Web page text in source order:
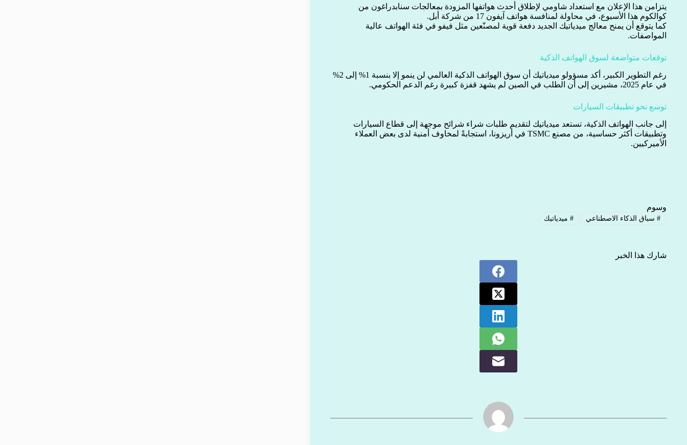
يتزامن هذا الإعلان مع استعداد شاومي لإطلاق أحدث هواتفها المزودة بمعالجات سنابدراغون من
كوالكوم هذا الأسبوع، في محاولة لمنافسة هواتف آيفون 17 من شركة أبل.
كما يتوقع أن يمنح معالج ميدياتيك الجديد دفعة قوية لمصنّعين مثل فيفو في فئة الهواتف عالية
المواصفات.
توقعات متواضعة لسوق الهواتف الذكية
رغم التطوير الكبير، أكد مسؤولو ميدياتيك أن سوق الهواتف الذكية العالمي لن ينمو إلا بنسبة 1% إلى 2%
في عام 2025، مشيرين إلى أن الطلب في الصين لم يشهد قفزة كبيرة رغم الدعم الحكومي.
توسع نحو تطبيقات السيارات
إلى جانب الهواتف الذكية، تستعد ميدياتيك لتقديم طلبات شراء شرائح موجهة إلى قطاع السيارات
وتطبيقات أكثر حساسية، من مصنع TSMC في أريزونا، استجابةً لمخاوف أمنية لدى بعض العملاء
الأميركيين.
وسوم
#سباق الذكاء الاصطناعي #ميدياتيك
شارك هذا الخبر